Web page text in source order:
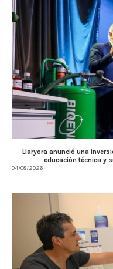
Llaryora anunció una
educación técnica y
04/08/2026